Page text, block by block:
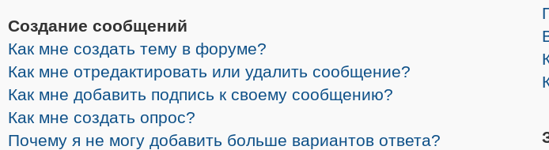
Создание сообщений
Как мне создать тему в форуме?
Как мне отредактировать или удалить сообщение?
Как мне добавить подпись к своему сообщению?
Как мне создать опрос?
Почему я не могу добавить больше вариантов ответа?